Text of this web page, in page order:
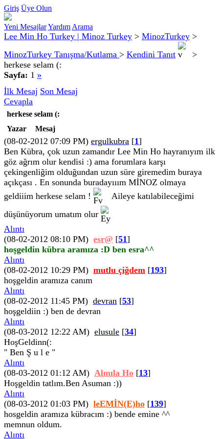
Giriş Üye Olun
Yeni MesajlarYardım Arama
Lee Min Ho Turkey | Minoz Turkey > MinozTurkey >
MinozTurkey Tanışma/Kutlama > Kendini Tanıt
>
herkese selam (:
Sayfa: 1 »
İlk Mesaj Son Mesaj
Cevapla
herkese selam (:
Yazar
Mesaj
(08-02-2012 07:09 PM) ergulkubra [1]
Ben Kübra, çok uzun zamandır Lee Min Ho hayranıyım ilk
göz ağrım olur kendisi :) ama forumlara karşı
çekingenliğim olduğundan uzun süre giremedim buraya
açıkçası . En sonunda buradayııım MİNOZ olmaya
geldiiim herkese selam !
Aileye katılabileceğimi
düşünüyorum umatım olur
Alıntı
(08-02-2012 08:10 PM) esr@ [51]
hoşgeldin kübra aramıza :D ben esra^^
Alıntı
(08-02-2012 10:29 PM) mutlu çiğdem [193]
hoşgeldin aramıza canım
Alıntı
(08-02-2012 11:45 PM) devran [53]
hoşgeldiin :) ben de devran
Alıntı
(08-03-2012 12:22 AM) elusule [34]
HoşGeldinn(:
" Ben Ş u l e "
Alıntı
(08-03-2012 01:12 AM) Almıla Ho [13]
Hoşgeldin tatlım.Ben Asuman :))
Alıntı
(08-03-2012 01:03 PM) leEMİN(E)ho [139]
hosgeldin aramıza kübracım :) bende emine ^^
memnun oldum.
Alıntı